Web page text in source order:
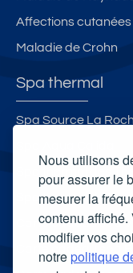
Nous utilisons
pour assurer le
mesurer la
contenu affiché.
modifier vos
notrepolitique
Affections
Maladie de Crohn
Spa thermal
Spa Source La
Spa thermal de
Carte cadeau spa
Carte cadeau spa